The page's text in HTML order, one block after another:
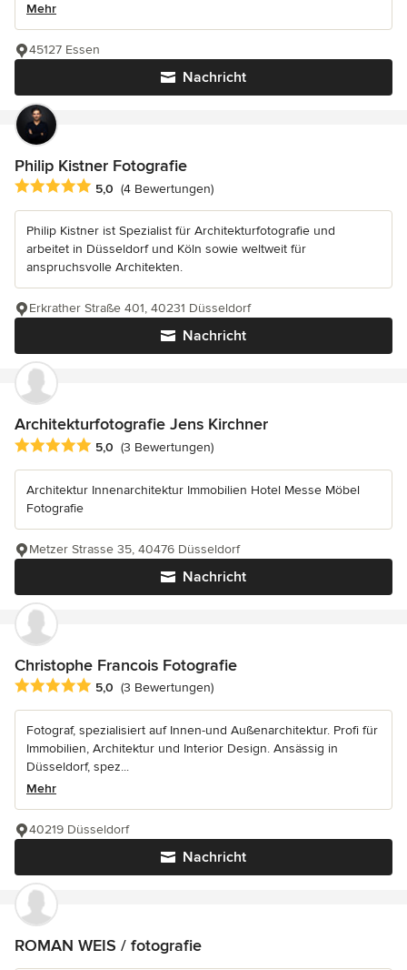
Mehr
Nachricht
45127 Essen
Philip Kistner Fotografie
Durchschnittliche Bewertung: 5 von 5 Sternen
5,0 (4 Bewertungen)
Philip Kistner ist Spezialist für Architekturfotografie und
arbeitet in Düsseldorf und Köln sowie weltweit für
anspruchsvolle Architekten.
Nachricht
Erkrather Straße 401, 40231 Düsseldorf
Architekturfotografie Jens Kirchner
Durchschnittliche Bewertung: 5 von 5 Sternen
5,0 (3 Bewertungen)
Architektur Innenarchitektur Immobilien Hotel Messe Möbel
Fotografie
Nachricht
Metzer Strasse 35, 40476 Düsseldorf
Christophe Francois Fotografie
Durchschnittliche Bewertung: 5 von 5 Sternen
5,0 (3 Bewertungen)
Fotograf, spezialisiert auf Innen-und Außenarchitektur. Profi für
Immobilien, Architektur und Interior Design. Ansässig in
Düsseldorf, spez...
Mehr
Nachricht
40219 Düsseldorf
ROMAN WEIS / fotografie